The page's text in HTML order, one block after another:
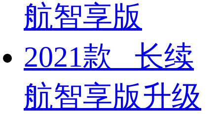
航智享版
2021款 长续
航智享版升级